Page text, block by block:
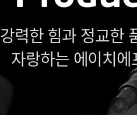
강력한 힘과 정교한
자랑하는 에이치에